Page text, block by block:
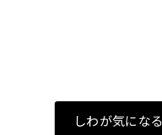
しわが気になる